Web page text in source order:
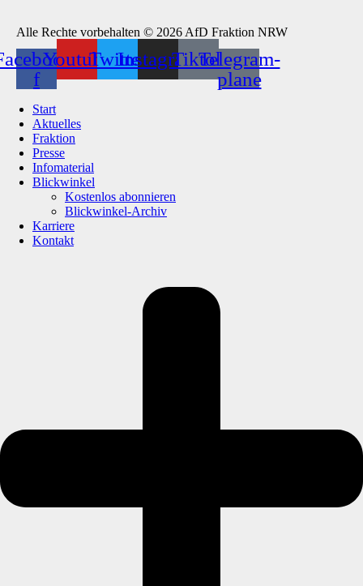
Alle Rechte vorbehalten © 2026 AfD Fraktion NRW
f
YoutubeTwitterInstagramTiktokTelegram-
plane
Start
Aktuelles
Fraktion
Presse
Infomaterial
Blickwinkel
Kostenlos abonnieren
Blickwinkel-Archiv
Karriere
Kontakt